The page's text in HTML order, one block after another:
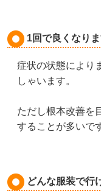
1回で良くなり
症状の状態により
しゃいます。
ただし根本改善を
することが多いで
どんな服装で行